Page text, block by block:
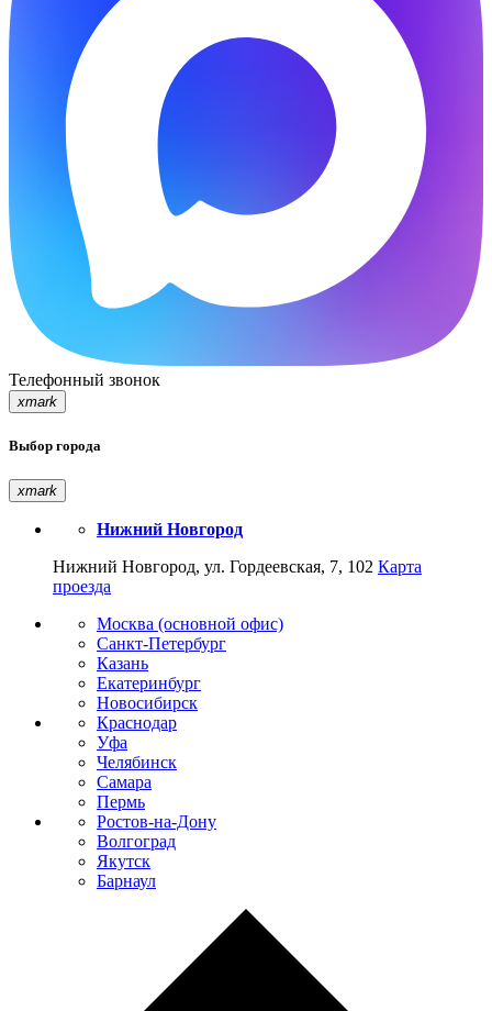
Телефонный звонок
xmark
Выбор города
xmark
Нижний Новгород
Нижний Новгород, ул. Гордеевская, 7, 102 Карта
проезда
Москва (основной офис)
Санкт-Петербург
Казань
Екатеринбург
Новосибирск
Краснодар
Уфа
Челябинск
Самара
Пермь
Ростов-на-Дону
Волгоград
Якутск
Барнаул